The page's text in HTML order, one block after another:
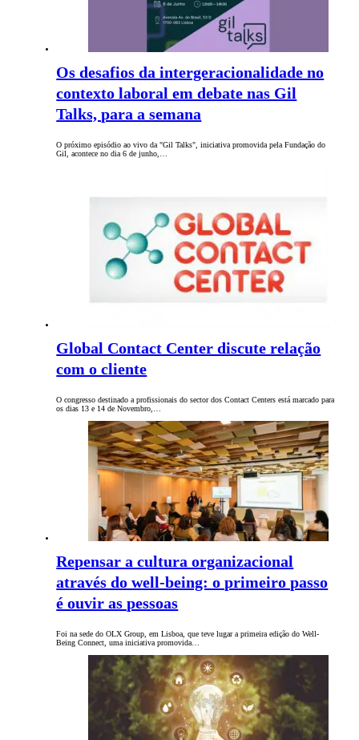
Os desafios da intergeracionalidade no
contexto laboral em debate nas Gil
Talks, para a semana
O próximo episódio ao vivo da "Gil Talks", iniciativa promovida pela Fundação do
Gil, acontece no dia 6 de junho,…
Global Contact Center discute relação
com o cliente
O congresso destinado a profissionais do sector dos Contact Centers está marcado para
os dias 13 e 14 de Novembro,…
Repensar a cultura organizacional
através do well-being: o primeiro passo
é ouvir as pessoas
Foi na sede do OLX Group, em Lisboa, que teve lugar a primeira edição do Well-
Being Connect, uma iniciativa promovida…